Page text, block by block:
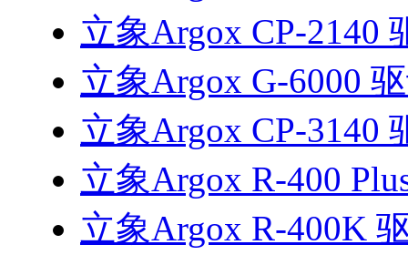
立象Argox CP-2140
立象Argox G-6000
立象Argox CP-3140
立象Argox R-400
立象Argox R-400K